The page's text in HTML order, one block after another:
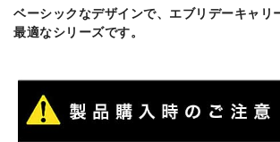
ベーシックなデザインで、エブリデーキャリ
最適なシリーズです。